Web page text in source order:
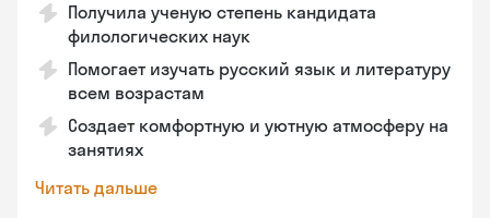
Получила ученую степень кандидата
филологических наук
Помогает изучать русский язык и литературу
всем возрастам
Создает комфортную и уютную атмосферу на
занятиях
Читать дальше